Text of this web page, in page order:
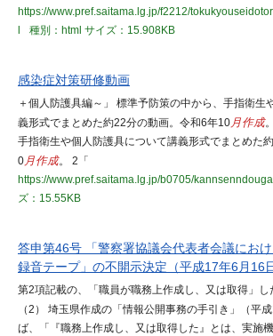
https://www.pref.saitama.lg.jp/f2212/
種別：html サイズ：15.908KB
感染症対策研修動画
＋個人防護具編～」 標準予防策の中から、手指衛生
義形式でまとめた約22分の動画。令和6年10月作成
手指衛生や個人防護具について講義形式でまとめた
0月作成。 2「
https://www.pref.saitama.lg.jp/b0705/
ズ：15.55KB
答申第46号 「警察署協議会代表者会議にお
録音テープ」の不開示決定（平成17年6月16日
第2項記載の、「職員が職務上作成し、又は取得」し
（2） 埼玉県作成の「情報公開事務の手引き」（平
ば、「『職務上作成し、又は取得した』とは、実施